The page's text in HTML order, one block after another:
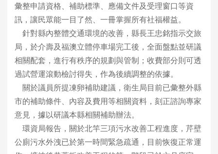
彙整申請資格、補助標準、應備文件及受理窗口等資
訊，讓民眾能一目了然、一冊掌握所有社福權益。
針對縣內整體交通環境的改善，縣長王忠銘指示交旅
局，於介壽及福澳立體停車場完工後，全面盤點並研議
相關配套，進行有秩序的規劃與管制；收費部分則可透
過試營運滾動檢討得失，作為後續調整的依據。
關於議員所提凍卵補助建議，衛生局目前已彙整外縣
市的補助條件、內容及費用等相關資料，刻正諮詢專家
意見，據以研議本縣相關補助辦法。
環資局報告，關於北竿三項污水改善工程進度，芹壁
公廁污水外洩已於第一時間緊急疏通，目前恢復正常運